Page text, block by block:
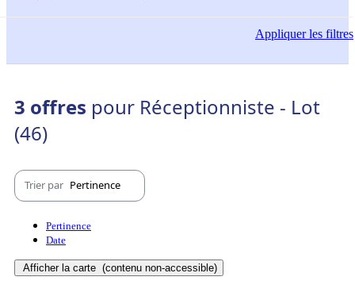
Appliquerles filtres
3 offres pour Réceptionniste - Lot
(46)
Trier par Pertinence
Pertinence
Date
Afficher la carte (contenu non-accessible)